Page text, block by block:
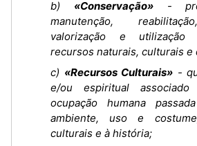
b) «Conservação»-
manutenção,
valorização e utilização
recursos naturais, culturais e
c) «Recursos Culturais» -
e/ou espiritual
ocupação humana
ambiente, uso e
culturais e à história;